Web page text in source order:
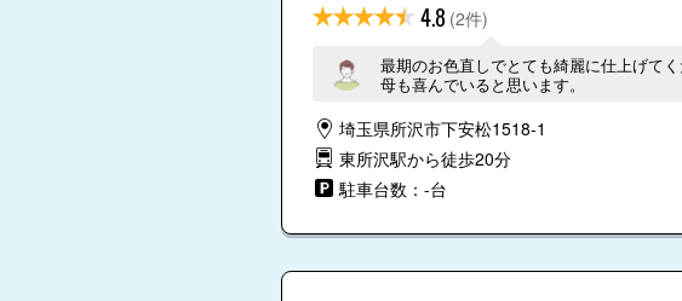
4.8 (2件)
最期のお色直しでとても綺麗に仕上げてく
母も喜んでいると思います。
埼玉県所沢市下安松1518-1
東所沢駅から徒歩20分
駐車台数：-台